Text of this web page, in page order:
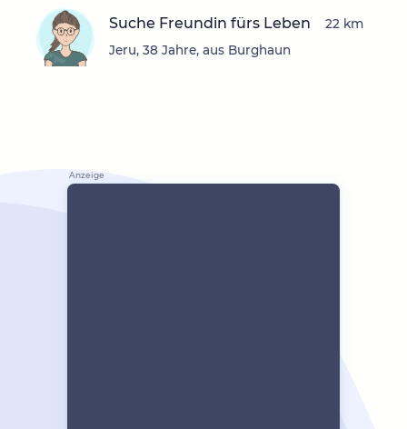
Suche Freundin fürs Leben
Jeru, 38 Jahre, aus Burghaun
22 km